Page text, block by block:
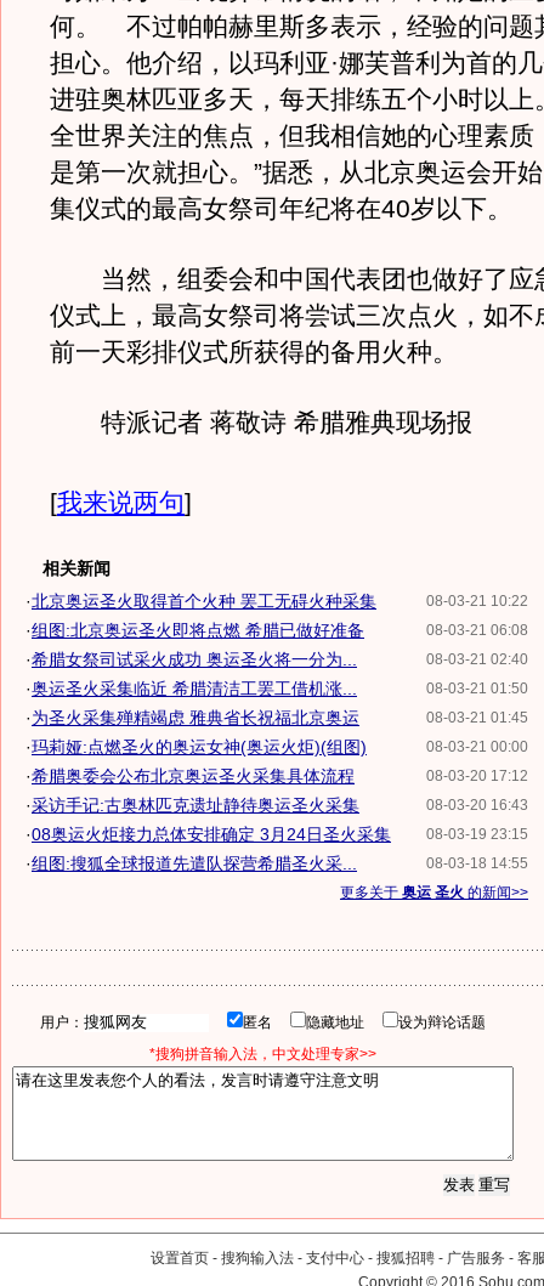
何。 不过帕帕赫里斯多表示，经验的问题
担心。他介绍，以玛利亚·娜芙普利为首的
进驻奥林匹亚多天，每天排练五个小时以上
全世界关注的焦点，但我相信她的心理素质
是第一次就担心。”据悉，从北京奥运会开
集仪式的最高女祭司年纪将在40岁以下。
当然，组委会和中国代表团也做好了应
仪式上，最高女祭司将尝试三次点火，如不
前一天彩排仪式所获得的备用火种。
特派记者 蒋敬诗 希腊雅典现场报
[我来说两句]
相关新闻
08-03-21 10:22
·北京奥运圣火取得首个火种 罢工无碍火种采集
08-03-21 06:08
·组图:北京奥运圣火即将点燃 希腊已做好准备
08-03-21 02:40
·希腊女祭司试采火成功 奥运圣火将一分为...
08-03-21 01:50
·奥运圣火采集临近 希腊清洁工罢工借机涨...
08-03-21 01:45
·为圣火采集殚精竭虑 雅典省长祝福北京奥运
08-03-21 00:00
·玛莉娅:点燃圣火的奥运女神(奥运火炬)(组图)
08-03-20 17:12
·希腊奥委会公布北京奥运圣火采集具体流程
08-03-20 16:43
·采访手记:古奥林匹克遗址静待奥运圣火采集
08-03-19 23:15
·08奥运火炬接力总体安排确定 3月24日圣火采集
08-03-18 14:55
·组图:搜狐全球报道先遣队探营希腊圣火采...
更多关于 奥运 圣火 的新闻>>
用户： 匿名 隐藏地址
设为辩论话题
*搜狗拼音输入法，中文处理专家>>
设置首页 - 搜狗输入法 - 支付中心 - 搜狐招聘 - 广告服务 - 客
Copyright ©2016